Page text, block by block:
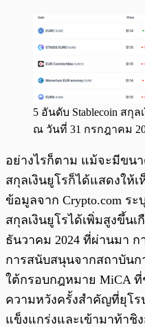
5 อันดับ Stablecoin สกุ
ณ วันที่ 31 กรกฎาคม
อย่างไรก็ตาม แม้จะมีขนา
สกุลเงินยูโรก็ได้แสดงให้
ข้อมูลจาก Crypto.com ร
สกุลเงินยูโรได้เพิ่มสูงขึ้น
ธันวาคม 2024 ที่ผ่านมา ก
การสนับสนุนจากสถาบันก
ใต้กรอบกฎหมาย MiCA ที่
ความหวังครั้งสำคัญที่ยุโร
แข็งแกร่งและเข้ามาท้าชิ